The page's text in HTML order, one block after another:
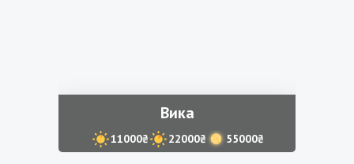
Вика
11000₴ 22000₴ 55000₴